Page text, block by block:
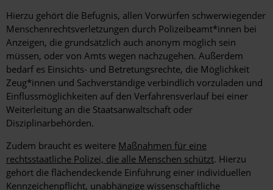
Hierzu gehört die Befugnis, allen Vorwürfen schwerwiegender
Menschenrechtsverletzungen durch Polizeibeamt*innen bei
Anzeigen, die grundsätzlich auch anonym möglich sein
müssen, oder von Amts wegen nachzugehen. Außerdem
bedarf es Einsichts- und Betretungsrechte, die Möglichkeit
Zeug*innen und Sachverständige verbindlich vorzuladen und
Einflussmöglichkeiten auf den Verfahrensverlauf bei einer
Weiterleitung an die Staatsanwaltschaft oder
Disziplinarbehörden.
Zudem braucht es weitere Maßnahmen für eine
rechtsstaatliche Polizei, die alle Menschen schützt. Hierzu
gehört die flächendeckende Einführung einer individuellen
Kennzeichenpflicht, unabhängige wissenschaftliche